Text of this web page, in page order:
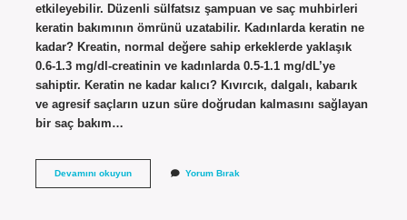
etkileyebilir. Düzenli sülfatsız şampuan ve saç muhbirleri
keratin bakımının ömrünü uzatabilir. Kadınlarda keratin ne
kadar? Kreatin, normal değere sahip erkeklerde yaklaşık
0.6-1.3 mg/dl-creatinin ve kadınlarda 0.5-1.1 mg/dL’ye
sahiptir. Keratin ne kadar kalıcı? Kıvırcık, dalgalı, kabarık
ve agresif saçların uzun süre doğrudan kalmasını sağlayan
bir saç bakım…
Devamını okuyunKeratin
Yorum Bırak